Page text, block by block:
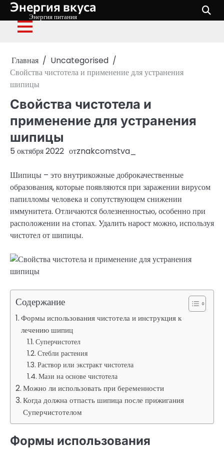
Перейти
содержимому
Энергия вкуса
Энергия питания
Главная
Uncategorised
Свойства чистотела и применение для устранения
шипицы
Свойства чистотела и
применение для устранения
шипицы
5 октября 2022 отznakcomstva_
Шипицы – это внутрикожные доброкачественные
образования, которые появляются при заражении вирусом
папилломы человека и сопутствующем снижении
иммунитета. Отличаются болезненностью, особенно при
расположении на стопах. Удалить нарост можно, используя
чистотел от шипицы.
Содержание
Формы использования чистотела и инструкция к
лечению шипиц
Суперчистотел
Стебли растения
Раствор или экстракт чистотела
Мази на основе чистотела
Можно ли использовать при беременности
Когда должна отпасть шипица после прижигания
Суперчистотелом
Формы использования